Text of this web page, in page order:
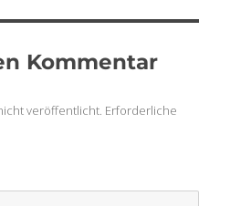
Kommentar
veröffentlicht. Erforderliche